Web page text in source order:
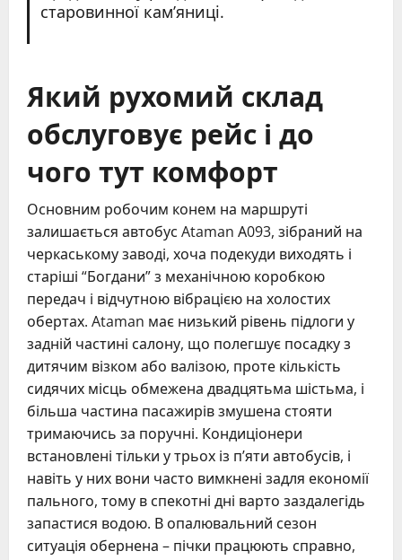
старовинної кам’яниці.
Який рухомий склад
обслуговує рейс і до
чого тут комфорт
Основним робочим конем на маршруті
залишається автобус Ataman А093, зібраний на
черкаському заводі, хоча подекуди виходять і
старіші “Богдани” з механічною коробкою
передач і відчутною вібрацією на холостих
обертах. Ataman має низький рівень підлоги у
задній частині салону, що полегшує посадку з
дитячим візком або валізою, проте кількість
сидячих місць обмежена двадцятьма шістьма, і
більша частина пасажирів змушена стояти
тримаючись за поручні. Кондиціонери
встановлені тільки у трьох із п’яти автобусів, і
навіть у них вони часто вимкнені задля економії
пального, тому в спекотні дні варто заздалегідь
запастися водою. В опалювальний сезон
ситуація обернена – пічки працюють справно,